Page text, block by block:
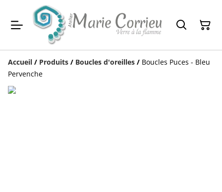
Accueil / Produits / Boucles d'oreilles / Boucles Puces - Bleu
Pervenche